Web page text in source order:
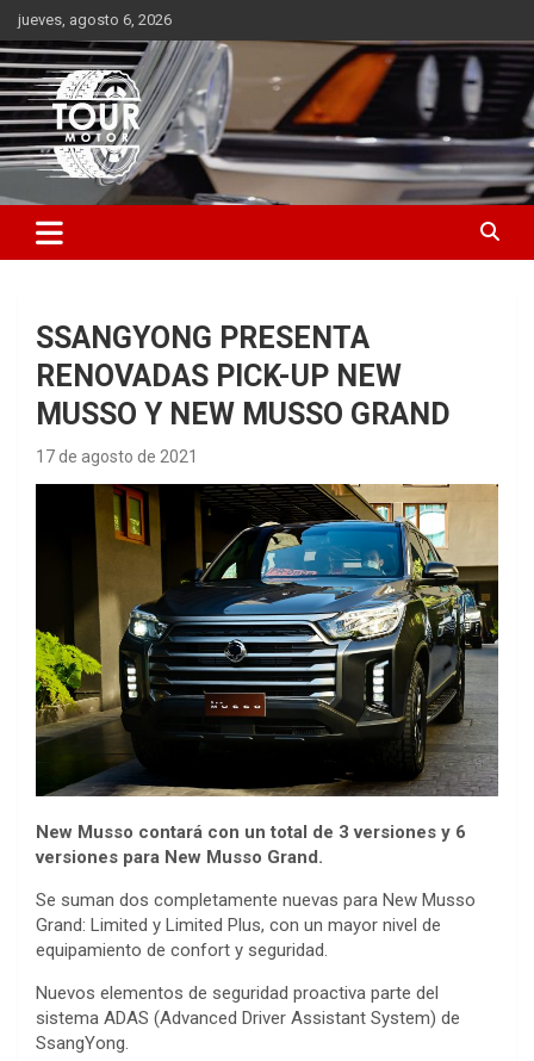
Saltar
al
contenido
jueves, agosto 6, 2026
Tour Motor
Plataforma de contenido audiovisual para el sector automotriz
SSANGYONG PRESENTA
RENOVADAS PICK-UP NEW
MUSSO Y NEW MUSSO GRAND
17 de agosto de 2021
New Musso contará con un total de 3 versiones y 6
versiones para New Musso Grand.
Se suman dos completamente nuevas para New Musso
Grand: Limited y Limited Plus, con un mayor nivel de
equipamiento de confort y seguridad.
Nuevos elementos de seguridad proactiva parte del
sistema ADAS (Advanced Driver Assistant System) de
SsangYong.